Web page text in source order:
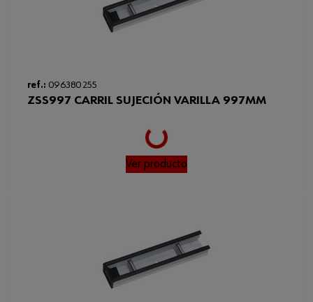
ref.: 096380 255
ZSS997 CARRIL SUJECIÓN VARILLA 997MM
Loading...
Ver producto